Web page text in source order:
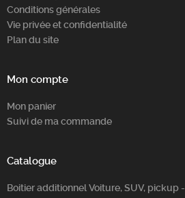
Conditions générales
Vie privée et confidentialité
Plan du site
Mon compte
Mon panier
Suivi de ma commande
Catalogue
Boitier additionnel Voiture, SUV, pickup -